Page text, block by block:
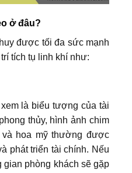
ở đâu?
được tối đa sức mạnh
tích tụ linh khí như:
là biểu tượng của tài
thủy, hình ảnh chim
hoa mỹ thường được
phát triển tài chính. Nếu
gian phòng khách sẽ gặp